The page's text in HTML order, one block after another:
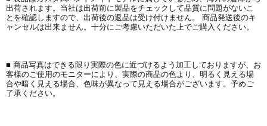
出荷されます。当社は出荷前に製品をチェックして品質に問題がないこ
とを確認しますので、出荷後の返品は受け付けません。 商品発送後のキ
ャンセルは出来ません。十分にご考慮いただいた上でご購入ください。
■ 商品写真はできる限り実際の色に近づけるよう加工しておりますが、お
客様のご使用のモニターにより、実際の商品の色より、明るく見える場
合や暗く見える場合、色味が異なって見える場合がございます。予めご
了承ください。